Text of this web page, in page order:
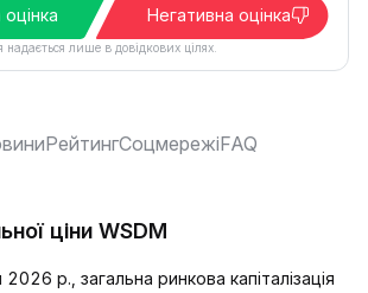
Негативна оцінка
надається лише в довідкових цілях.
РейтингСоцмережіFAQ
ціни WSDM
р., загальна ринкова капіталізація